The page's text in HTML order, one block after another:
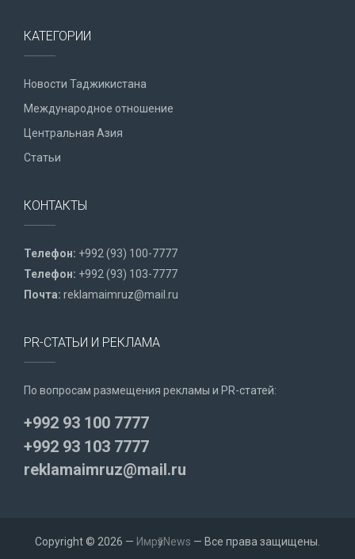
КАТЕГОРИИ
Новости Таджикистана
Международное отношение
Центральная Азия
Статьи
КОНТАКТЫ
Телефон: +992 (93) 100-7777
Телефон: +992 (93) 103-7777
Почта: reklamaimruz@mail.ru
PR-СТАТЬИ И РЕКЛАМА
По вопросам размещения рекламы и PR-статей:
+992 93 100 7777
+992 93 103 7777
reklamaimruz@mail.ru
Copyright © 2026 — ИмрӯзNews — Все права защищены.